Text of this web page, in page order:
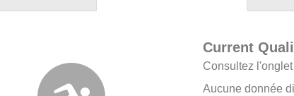
Current
Consultez
Aucune donnée